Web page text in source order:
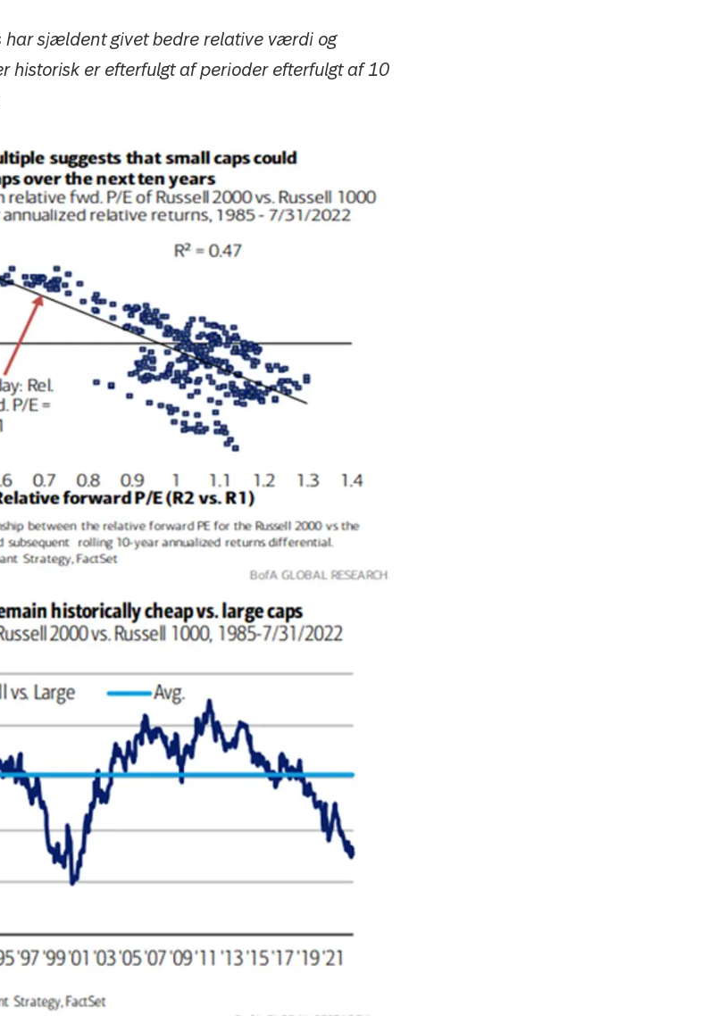
sjældent givet bedre relative værdi og
historisk er efterfulgt af perioder efterfulgt af 10